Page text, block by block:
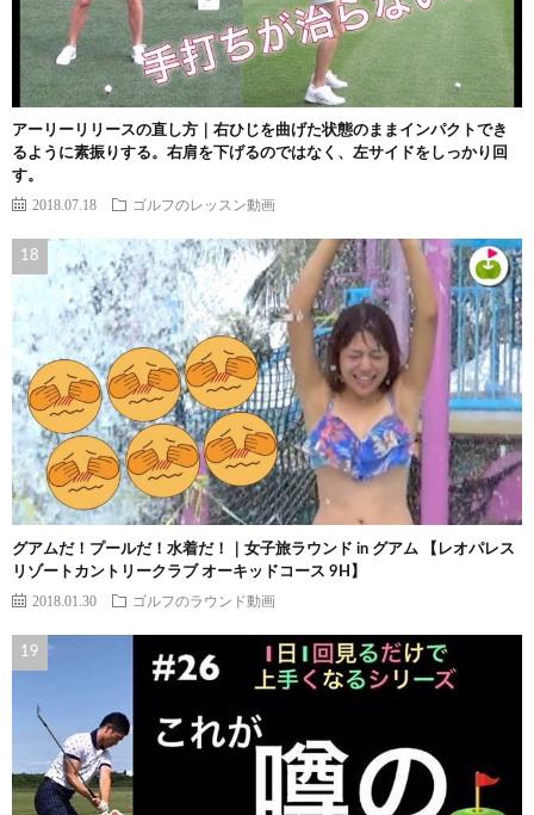
アーリーリリースの直し方｜右ひじを曲げた状態のままインパクトでき
るように素振りする。右肩を下げるのではなく、左サイドをしっかり回
す。
2018.07.18 ゴルフのレッスン動画
グアムだ！プールだ！水着だ！｜女子旅ラウンド in グアム 【レオパレス
リゾートカントリークラブ オーキッドコース 9H】
2018.01.30 ゴルフのラウンド動画